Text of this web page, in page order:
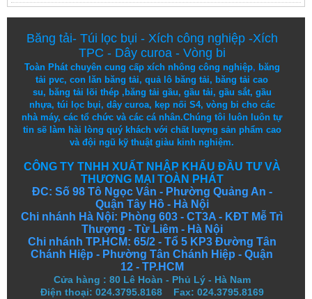
Băng tải- Túi lọc bụi - Xích công nghiệp-Xích
TPC - Dây curoa- Vòng bi
Toàn Phát chuyên cung cấp xích nhông công nghiệp, băng
tải pvc,con lăn băng tải,quả lô băng tải, băng tải cao
su, băng tải lõi thép, băng tải gầu, gầu tải, gầu sắt, gầu
nhựa, túi lọc bụi, dây curoa, kẹp nối S4, vòng bi cho các
nhà máy, các tổ chức và các cá nhân.Chúng tôi luôn luôn tự
tin sẽ làm hài lòng quý khách với chất lượng sảnphẩm cao
vàđội ngũ kỹ thuậtgiàu kinh nghiệm.
CÔNG TY TNHH XUẤT NHẬP KHẨU ĐẦU TƯ VÀ
THƯƠNG MẠI TOÀN PHÁT
ĐC: Số 98 Tô Ngọc Vân - Phường Quảng An -
Quận Tây Hồ - Hà Nội
Chi nhánh Hà Nội: Phòng 603 - CT3A - KĐT Mễ Trì
Thượng - Từ Liêm - Hà Nội
Chi nhánh TP.HCM: 65/2 - Tổ 5 KP3 Đường Tân
Chánh Hiệp - Phường Tân Chánh Hiệp - Quận
12 - TP.HCM
Cửa hàng : 80 Lê Hoàn - Phủ Lý - Hà Nam
Điện thoại: 024.3795.8168 Fax: 024.3795.8169